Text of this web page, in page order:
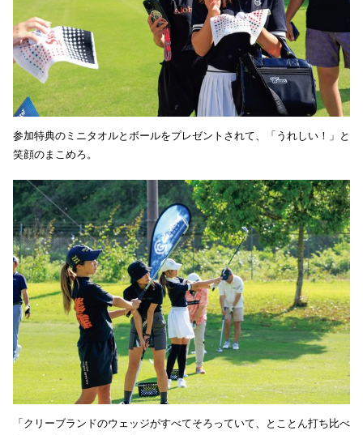
参加特典のミニタオルとボールをプレゼントされて、「うれしい！」と
笑顔のまこめろ。
「クリーブランドのウェッジがすべてそろっていて、とことん打ち比べ